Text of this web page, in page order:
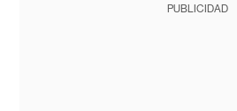
PUBLICIDAD